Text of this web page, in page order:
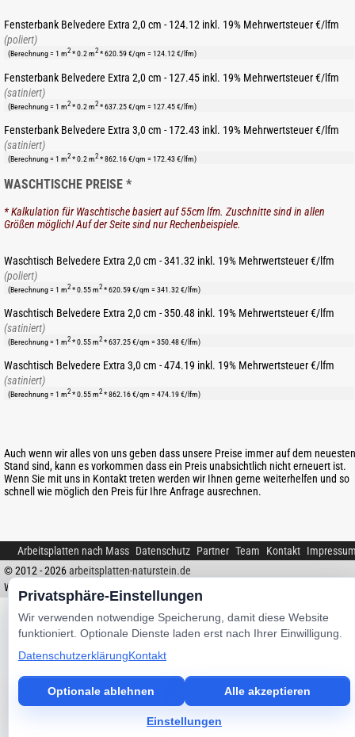
Fensterbank Belvedere Extra 2,0 cm - 124.12 inkl. 19% Mehrwertsteuer €/lfm
(poliert)
(Berechnung = 1 m2 * 0.2 m2 * 620.59 €/qm = 124.12 €/lfm)
Fensterbank Belvedere Extra 2,0 cm - 127.45 inkl. 19% Mehrwertsteuer €/lfm
(satiniert)
(Berechnung = 1 m2 * 0.2 m2 * 637.25 €/qm = 127.45 €/lfm)
Fensterbank Belvedere Extra 3,0 cm - 172.43 inkl. 19% Mehrwertsteuer €/lfm
(satiniert)
(Berechnung = 1 m2 * 0.2 m2 * 862.16 €/qm = 172.43 €/lfm)
WASCHTISCHE PREISE *
* Kalkulation für Waschtische basiert auf 55cm lfm. Zuschnitte sind in allen
Größen möglich! Auf der Seite sind nur Rechenbeispiele.
Waschtisch Belvedere Extra 2,0 cm - 341.32 inkl. 19% Mehrwertsteuer €/lfm
(poliert)
(Berechnung = 1 m2 * 0.55 m2 * 620.59 €/qm = 341.32 €/lfm)
Waschtisch Belvedere Extra 2,0 cm - 350.48 inkl. 19% Mehrwertsteuer €/lfm
(satiniert)
(Berechnung = 1 m2 * 0.55 m2 * 637.25 €/qm = 350.48 €/lfm)
Waschtisch Belvedere Extra 3,0 cm - 474.19 inkl. 19% Mehrwertsteuer €/lfm
(satiniert)
(Berechnung = 1 m2 * 0.55 m2 * 862.16 €/qm = 474.19 €/lfm)
Auch wenn wir alles von uns geben dass unsere Preise immer auf dem neuesten
Stand sind, kann es vorkommen dass ein Preis unabsichtlich nicht erneuert ist.
Wenn Sie mit uns in Kontakt treten werden wir Ihnen gerne weiterhelfen und so
schnell wie möglich den Preis für Ihre Anfrage ausrechnen.
Kontakt
Team
Partner
Datenschutz
Arbeitsplatten nach Mass
© 2012 - 2026arbeitsplatten-naturstein.de
Web Design |
Privatsphäre-Einstellungen
Wir verwenden notwendige Speicherung, damit diese Website
funktioniert. Optionale Dienste laden erst nach Ihrer Einwilligung.
DatenschutzerklärungKontakt
Optionale ablehnen Alle akzeptieren
Einstellungen